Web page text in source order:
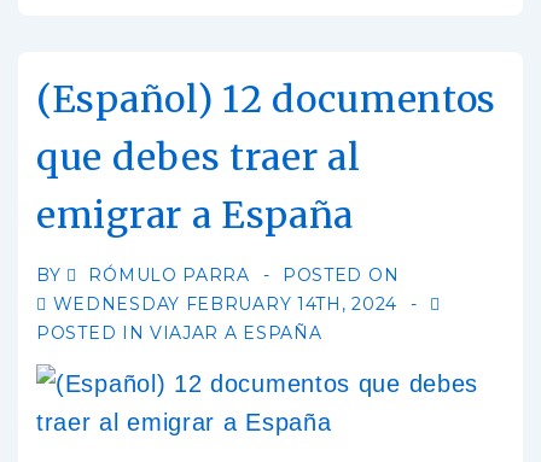
(Español) 12 documentos
que debes traer al
emigrar a España
BY RÓMULO PARRA
POSTED ON
WEDNESDAY FEBRUARY 14TH, 2024
POSTED IN VIAJAR A ESPAÑA